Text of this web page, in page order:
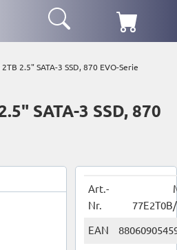
2TB 2.5" SATA-3 SSD, 870 EVO-Serie
SATA-3 SSD, 870
Art.-
Nr.
EAN